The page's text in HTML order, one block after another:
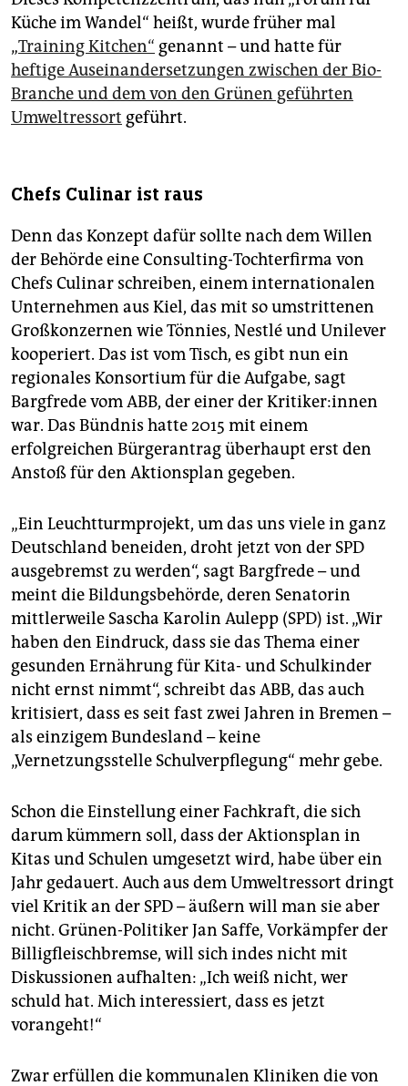
Küche im Wandel“ heißt, wurde früher mal
„Training Kitchen“ genannt – und hatte für
heftige Auseinandersetzungen zwischen der Bio-
Branche und dem von den Grünen geführten
Umweltressort geführt.
Chefs Culinar ist raus
Denn das Konzept dafür sollte nach dem Willen
der Behörde eine Consulting-Tochterfirma von
Chefs Culinar schrei­ben, einem internationalen
Unternehmen aus Kiel, das mit so umstrittenen
Großkonzernen wie Tönnies, Nestlé und Unilever
kooperiert. Das ist vom Tisch, es gibt nun ein
regionales Konsortium für die Aufgabe, sagt
Bargfrede vom ABB, der einer der Kri­ti­ke­r:in­nen
war. Das Bündnis hatte 2015 mit einem
erfolgreichen Bürgerantrag überhaupt erst den
Anstoß für den Aktionsplan gegeben.
„Ein Leuchtturmprojekt, um das uns viele in ganz
Deutschland beneiden, droht jetzt von der SPD
ausgebremst zu werden“, sagt Bargfrede – und
meint die Bildungsbehörde, deren Senatorin
mittlerweile Sascha Karolin Aulepp (SPD) ist. „Wir
haben den Eindruck, dass sie das Thema einer
gesunden Ernährung für Kita- und Schulkinder
nicht ernst nimmt“, schreibt das ABB, das auch
kritisiert, dass es seit fast zwei Jahren in Bremen –
als einzigem Bundesland – keine
„Vernetzungsstelle Schulverpflegung“ mehr gebe.
Schon die Einstellung einer Fachkraft, die sich
darum kümmern soll, dass der Aktionsplan in
Kitas und Schulen umgesetzt wird, habe über ein
Jahr gedauert. Auch aus dem Umweltressort dringt
viel Kritik an der SPD – äußern will man sie aber
nicht. Grünen-Politiker Jan Saffe, Vorkämpfer der
Billigfleischbremse, will sich indes nicht mit
Diskussionen aufhalten: „Ich weiß nicht, wer
schuld hat. Mich interessiert, dass es jetzt
vorangeht!“
Zwar erfüllen die kommunalen Kliniken die von